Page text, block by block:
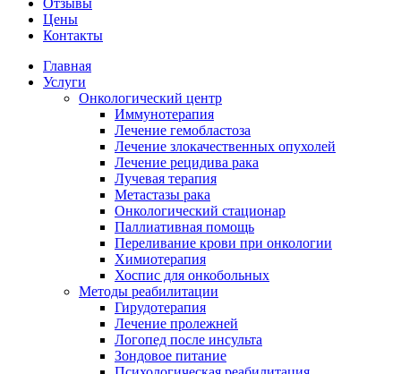
Отзывы
Цены
Контакты
Главная
Услуги
Онкологический центр
Иммунотерапия
Лечение гемобластоза
Лечение злокачественных опухолей
Лечение рецидива рака
Лучевая терапия
Метастазы рака
Онкологический стационар
Паллиативная помощь
Переливание крови при онкологии
Химиотерапия
Хоспис для онкобольных
Методы реабилитации
Гирудотерапия
Лечение пролежней
Логопед после инсульта
Зондовое питание